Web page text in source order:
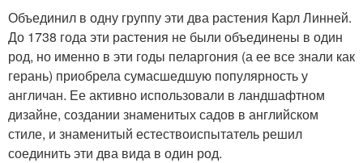
Объединил в одну группу эти два растения Карл Линней.
До 1738 года эти растения не были объединены в один
род, но именно в эти годы пеларгония (а ее все знали как
герань) приобрела сумасшедшую популярность у
англичан. Ее активно использовали в ландшафтном
дизайне, создании знаменитых садов в английском
стиле, и знаменитый естествоиспытатель решил
соединить эти два вида в один род.